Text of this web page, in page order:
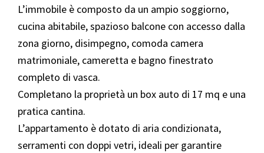
L’immobile è composto da un ampio soggiorno,
cucina abitabile, spazioso balcone con accesso dalla
zona giorno, disimpegno, comoda camera
matrimoniale, cameretta e bagno finestrato
completo di vasca.
Completano la proprietà un box auto di 17 mq e una
pratica cantina.
L’appartamento è dotato di aria condizionata,
serramenti con doppi vetri, ideali per garantire